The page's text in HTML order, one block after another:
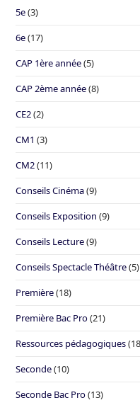
5e(3)
6e(17)
CAP 1ère année(5)
CAP 2ème année(8)
CE2(2)
CM1 (3)
CM2(11)
Conseils Cinéma(9)
Conseils Exposition (9)
Conseils Lecture(9)
Conseils Spectacle Théâtre(5)
Première(18)
Première Bac Pro(21)
Ressources pédagogiques
Seconde(10)
Seconde Bac Pro(13)